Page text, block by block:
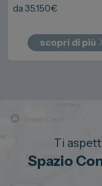
da 35.150€
scopri di più
Ti
Spazio